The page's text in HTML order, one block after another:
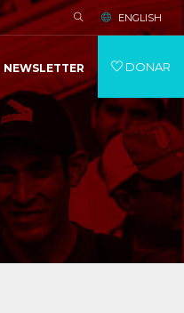
ENGLISH
NEWSLETTER DONAR